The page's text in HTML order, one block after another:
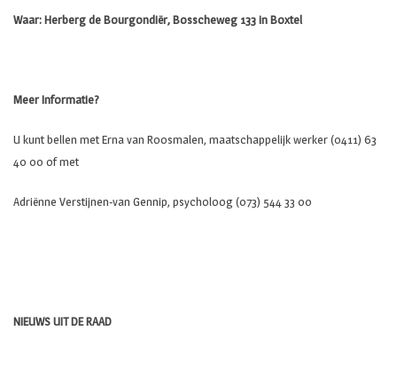
Waar: Herberg de Bourgondiër, Bosscheweg 133 in Boxtel
Meer Informatie?
U kunt bellen met Erna van Roosmalen, maatschappelijk werker (0411) 63
40 00 of met
Adriënne Verstijnen-van Gennip, psycholoog (073) 544 33 00
NIEUWS UIT DE RAAD